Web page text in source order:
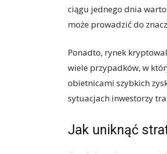
ciągu jednego dnia
może prowadzić do
Ponadto, rynek
wiele przypadków, w
obietnicami szybkich
sytuacjach inwestorzy
Jak uniknąć